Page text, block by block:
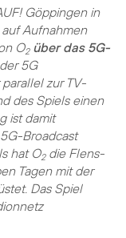
Göppingen in
Aufnahmen
O2 über das 5G-
5G
zur TV-
des Spiels einen
ist damit
Broadcast
hat O2die Flens-
Tagen mit der
Das Spiel